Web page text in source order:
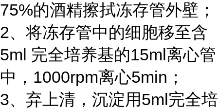
75%的酒精擦拭冻存管外壁；
2、将冻存管中的细胞移至含
5ml 完全培养基的15ml离心管
中，1000rpm离心5min；
3、弃上清，沉淀用5ml完全培